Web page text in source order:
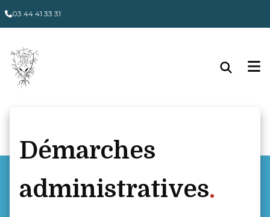
03 44 41 33 31
Démarches
administratives
Panneau de gestion des cookies